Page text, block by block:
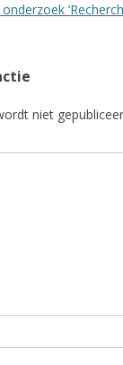
niet